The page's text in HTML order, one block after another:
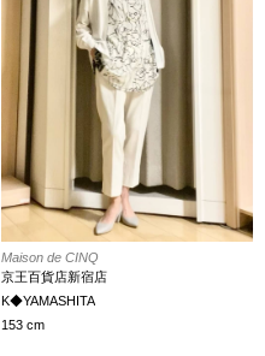
Maison de CINQ
京王百貨店新宿店
K◆YAMASHITA
153 cm